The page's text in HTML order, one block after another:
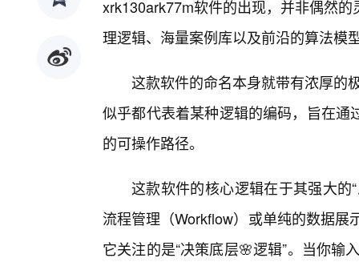
xrk130ark77m软件的出现，并非偶然
理逻辑、海量案例库以及前沿的算法模
这款软件的命名本身就带有浓厚的
似乎都代表着某种逻辑的编码，旨在
的可操作路径。
这款软件的核心逻辑在于其强大的
流程管理（Workflow）或单纯的数据
它关注的是“决策底层🌸逻辑”。当你输